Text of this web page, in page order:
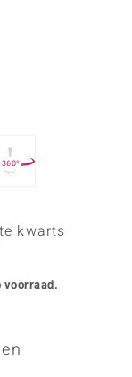
360°
kwarts
voorraad.